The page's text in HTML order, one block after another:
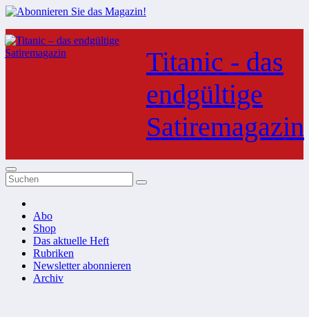
Zum
Inhalt
springen
Titanic - das
endgültige
Satiremagazin
Abo
Shop
Das aktuelle Heft
Rubriken
Newsletter abonnieren
Archiv